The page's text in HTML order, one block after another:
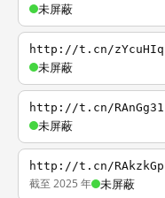
未屏蔽
http://t.cn/zYcuHIq
未屏蔽
http://t.cn/RAnGg31
未屏蔽
http://t.cn/RAkzkGp
截至 2025 年 未屏蔽